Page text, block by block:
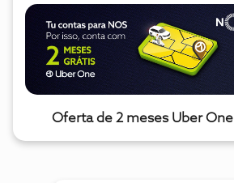
Oferta de 2 meses Uber One